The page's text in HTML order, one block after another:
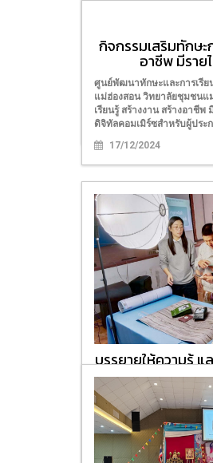
ศูนย์พัฒนาทักษะและการเรีย
จัดอบรม “การใช้สื่อและเทค
สำหรับบุคลากรภาครัฐและเ
2568 เวลา 09.00 – 16.00
การเรียนรู้แม่ฮ่องสอน
25/03/2025
กิจกรรมเสริมทักษะ
อาชีพ มีราย
ศูนย์พัฒนาทักษะและการเรีย
แม่ฮ่องสอน วิทยาลัยชุมชนแ
เรียนรู้ สร้างงาน สร้างอาชี
ดิจิทัลคอมเมิร์ซสำหรับผู้ประ
17/12/2024
บรรยายให้ความรู้
สินค้า การประชา
และการประ
อาจารย์เอมอร ลิ้มวัฒนา ครู
แม่ฮ่องสอน หัวหน้าศูนย์พัฒน
แม่ฮ่องสอน อุทยานการเรียน